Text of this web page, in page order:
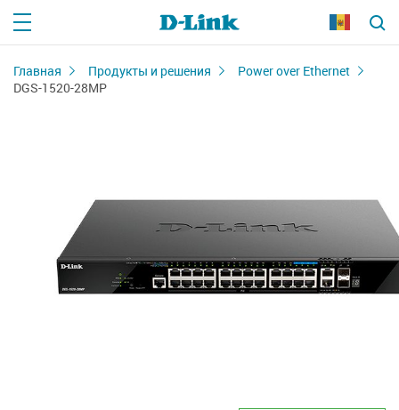
Главная Продукты и решения
Power over Ethernet
DGS-1520-28MP